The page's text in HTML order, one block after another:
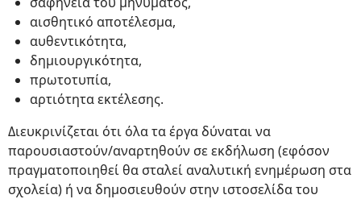
αισθητικό αποτέλεσμα,
αυθεντικότητα,
δημιουργικότητα,
πρωτοτυπία,
αρτιότητα εκτέλεσης.
Διευκρινίζεται ότι όλα τα έργα δύναται να
παρουσιαστούν/αναρτηθούν σε εκδήλωση (εφόσον
πραγματοποιηθεί θα σταλεί αναλυτική ενημέρωση στα
σχολεία) ή να δημοσιευθούν στην ιστοσελίδα του